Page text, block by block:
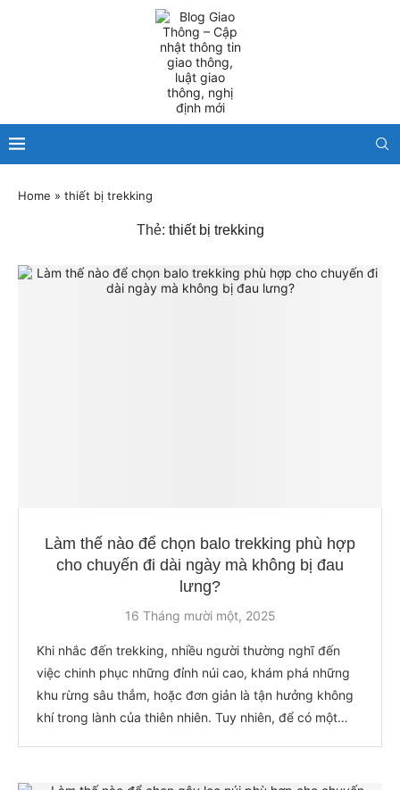
Home » thiết bị trekking
Thẻ: thiết bị trekking
Làm thế nào để chọn balo trekking phù hợp
cho chuyến đi dài ngày mà không bị đau
lưng?
16 Tháng mười một, 2025
Khi nhắc đến trekking, nhiều người thường nghĩ đến
việc chinh phục những đỉnh núi cao, khám phá những
khu rừng sâu thẳm, hoặc đơn giản là tận hưởng không
khí trong lành của thiên nhiên. Tuy nhiên, để có một